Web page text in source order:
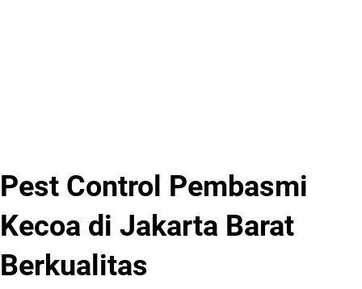
Pest Control Pembasmi
Kecoa di Jakarta Barat
Berkualitas